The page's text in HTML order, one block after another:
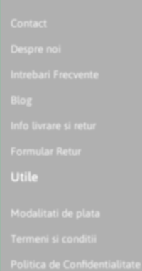
Contact
Despre noi
Intrebari Frecvente
Blog
Info livrare si retur
Formular Retur
Utile
Modalitati de plata
Termeni si conditii
Politica de Confidentialitate